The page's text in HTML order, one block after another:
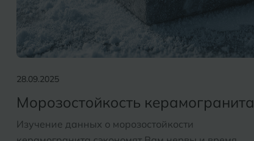
28.09.2025
Морозостойкость керамогранита
Изучение данных о морозостойкости